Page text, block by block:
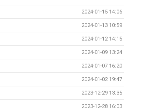
2024-01-15 14:06
2024-01-13 10:59
2024-01-12 14:15
2024-01-09 13:24
2024-01-07 16:20
2024-01-02 19:47
2023-12-29 13:35
2023-12-28 16:03